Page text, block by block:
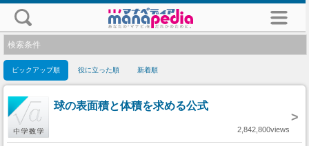
検索条件
ピックアップ順 役に立った順 新着順
球の表面積と体積を求める公式
>
2,842,800views